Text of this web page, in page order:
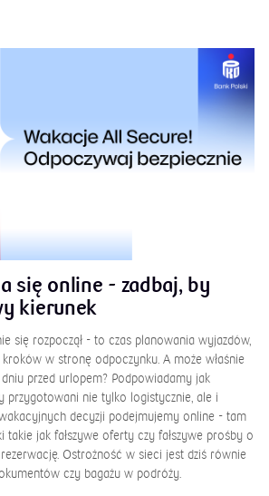
się online - zadbaj, by
kierunek
się rozpoczął - to czas planowania wyjazdów,
w stronę odpoczynku. A może właśnie
przed urlopem? Podpowiadamy jak
przygotowani nie tylko logistycznie, ale i
decyzji podejmujemy online - tam
takie jak fałszywe oferty czy fałszywe prośby o
Ostrożność w sieci jest dziś równie
czy bagażu w podróży.